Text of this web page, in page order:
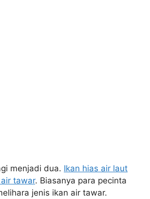
menjadi dua. Ikan hias air laut
tawar. Biasanya para pecinta
jenis ikan air tawar.